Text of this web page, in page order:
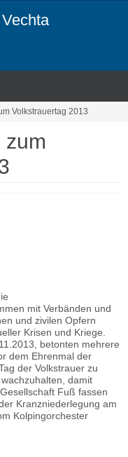
Volkstrauertag 2013
zum
mit Verbänden und
und zivilen Opfern
Krisen und Kriege.
betonten mehrere
dem Ehrenmal der
der Volkstrauer zu
damit
Fuß fassen
Kranzniederlegung am
Kolpingorchester